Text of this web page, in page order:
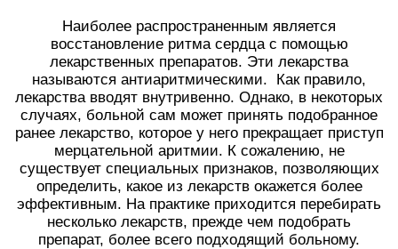
Наиболее распространенным является
восстановление ритма сердца с помощью
лекарственных препаратов. Эти лекарства
называются антиаритмическими. Как правило,
лекарства вводят внутривенно. Однако, в некоторых
случаях, больной сам может принять подобранное
ранее лекарство, которое у него прекращает приступ
мерцательной аритмии. К сожалению, не
существует специальных признаков, позволяющих
определить, какое из лекарств окажется более
эффективным. На практике приходится перебирать
несколько лекарств, прежде чем подобрать
препарат, более всего подходящий больному.